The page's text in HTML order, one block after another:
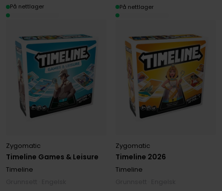
Timeline Games & Leisure
Zygomatic
Timeline
På nettlager
Timeline 2026
Zygomatic
Timeline
På nettlager